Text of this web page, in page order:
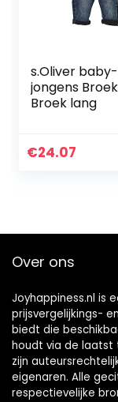
s.Oliver baby-
jongens
Broek lang
€24.07
Over ons
Joyhappiness.nl is
prijsvergelijkings-
biedt die
houdt via de laatst
zijn
eigenaren. Alle
respectievelijke